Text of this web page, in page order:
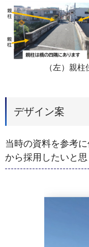
（左）親
デザイン案
当時の資料を参考
から採用したいと